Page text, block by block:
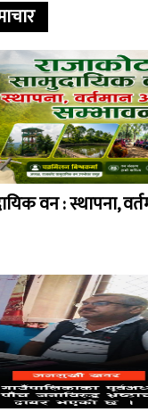
वन : स्थापना,